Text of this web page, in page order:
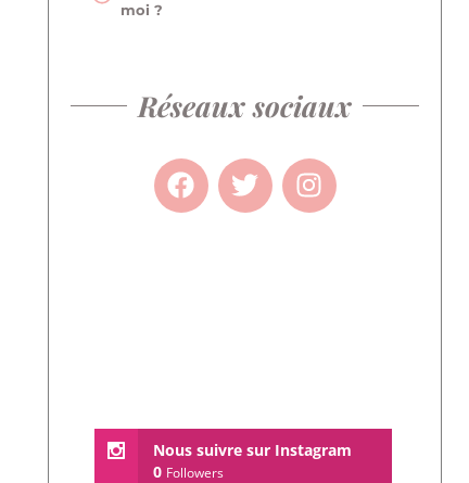
moi ?
Réseaux sociaux
Nous suivre sur Instagram
0 Followers